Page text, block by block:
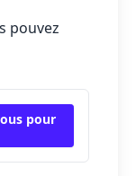
pouvez
pour